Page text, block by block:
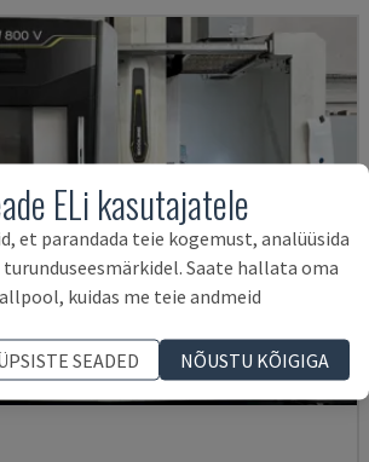
ELi kasutajatele
et parandada teie kogemust, analüüsida
Saate hallata oma
kuidas me teie andmeid
SEADED
NÕUSTU KÕIGIGA